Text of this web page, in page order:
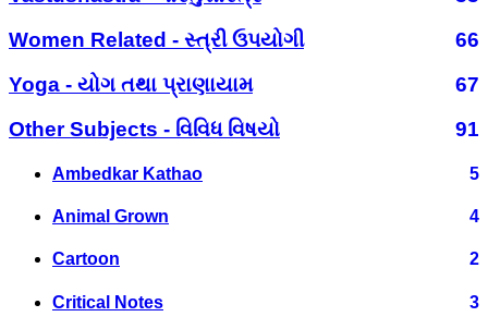
Women Related - સ્ત્રી ઉપયોગી
66
Yoga - યોગ તથા પ્રાણાયામ
67
Other Subjects - વિવિધ વિષયો
91
Ambedkar Kathao 5
Animal Grown 4
Cartoon 2
Critical Notes 3